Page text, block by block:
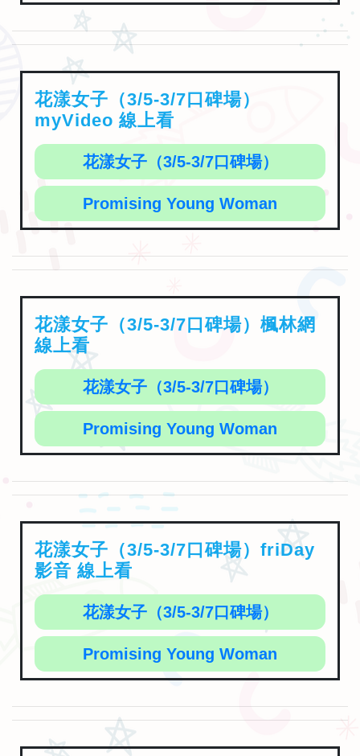
花漾女子（3/5-3/7口碑場）
myVideo 線上看
花漾女子（3/5-3/7口碑場）
Promising Young Woman
花漾女子（3/5-3/7口碑場）楓林網
線上看
花漾女子（3/5-3/7口碑場）
Promising Young Woman
花漾女子（3/5-3/7口碑場）friDay
影音 線上看
花漾女子（3/5-3/7口碑場）
Promising Young Woman